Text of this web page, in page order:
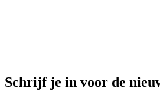
Schrijf je in voor de